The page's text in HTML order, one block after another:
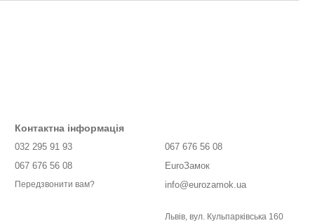
Контактна інформація
032 295 91 93
067 676 56 08
Передзвонити вам?
067 676 56 08
EuroЗамок
info@eurozamok.ua
Львів, вул. Кульпарківська 160